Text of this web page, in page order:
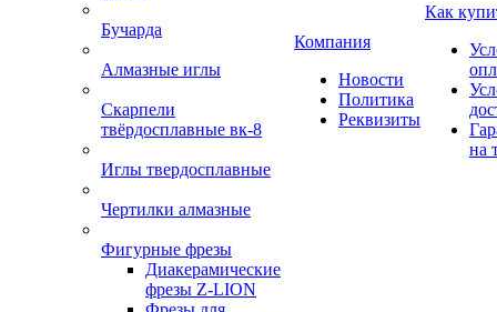
Бучарда
Алмазные иглы
Скарпели
твёрдосплавные вк-8
Иглы твердосплавные
Чертилки алмазные
Фигурные фрезы
Диакерамические
фрезы Z-LION
Компания
Новости
Политика
Реквизиты
Как
на